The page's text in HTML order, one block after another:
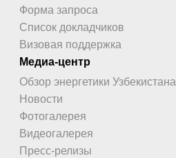
Форма запроса
Список докладчиков
Визовая поддержка
Медиа-центр
Обзор энергетики Узбекистана
Новости
Фотогалерея
Видеогалерея
Пресс-релизы